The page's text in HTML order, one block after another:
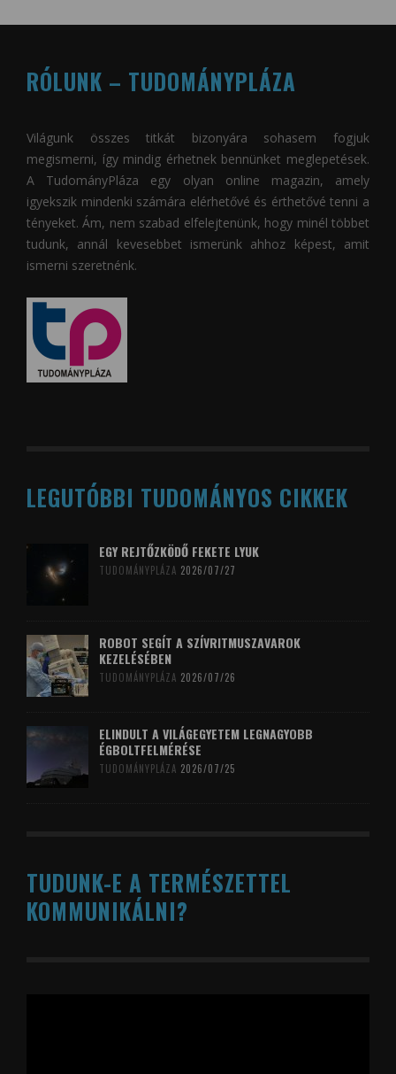
RÓLUNK – TUDOMÁNYPLÁZA
Világunk összes titkát bizonyára sohasem fogjuk
megismerni, így mindig érhetnek bennünket meglepetések.
A TudományPláza egy olyan online magazin, amely
igyekszik mindenki számára elérhetővé és érthetővé tenni a
tényeket. Ám, nem szabad elfelejtenünk, hogy minél többet
tudunk, annál kevesebbet ismerünk ahhoz képest, amit
ismerni szeretnénk.
LEGUTÓBBI TUDOMÁNYOS CIKKEK
EGY REJTŐZKÖDŐ FEKETE LYUK
TUDOMÁNYPLÁZA 2026/07/27
ROBOT SEGÍT A SZÍVRITMUSZAVAROK
KEZELÉSÉBEN
TUDOMÁNYPLÁZA 2026/07/26
ELINDULT A VILÁGEGYETEM LEGNAGYOBB
ÉGBOLTFELMÉRÉSE
TUDOMÁNYPLÁZA 2026/07/25
TUDUNK-E A TERMÉSZETTEL
KOMMUNIKÁLNI?